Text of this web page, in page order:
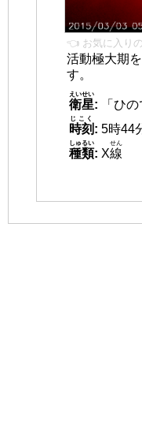
👈 お気に入り
活動極大期
す。
衛星
えいせい
:
「ひの
時刻
じこく
: 5時44
種類
しゅるい
: X線
せん